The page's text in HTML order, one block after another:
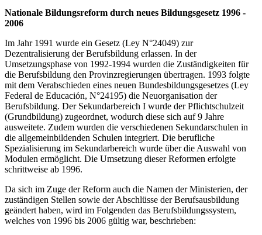
Nationale Bildungsreform durch neues Bildungsgesetz 1996 -
2006​
Im Jahr 1991 wurde ein Gesetz (Ley N°24049) zur
Dezentralisierung der Berufsbildung erlassen. In der
Umsetzungsphase von 1992-1994 wurden die Zuständigkeiten für
die Berufsbildung den Provinzregierungen übertragen. 1993 folgte
mit dem Verabschieden eines neuen Bundesbildungsgesetzes (Ley
Federal de Educación, N°24195) die Neuorganisation der
Berufsbildung. Der Sekundarbereich I wurde der Pflichtschulzeit
(Grundbildung) zugeordnet, wodurch diese sich auf 9 Jahre
ausweitete. Zudem wurden die verschiedenen Sekundarschulen in
die allgemeinbildenden Schulen integriert. Die berufliche
Spezialisierung im Sekundarbereich wurde über die Auswahl von
Modulen ermöglicht. Die Umsetzung dieser Reformen erfolgte
schrittweise ab 1996.
Da sich im Zuge der Reform auch die Namen der Ministerien, der
zuständigen Stellen sowie der Abschlüsse der Berufsausbildung
geändert haben, wird im Folgenden das Berufsbildungssystem,
welches von 1996 bis 2006 gültig war, beschrieben: